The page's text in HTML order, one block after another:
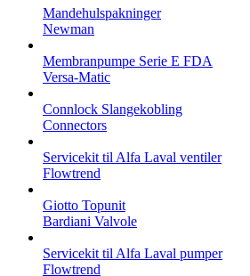
Mandehulspakninger
Newman
Membranpumpe Serie E FDA
Versa-Matic
Connlock Slangekobling
Connectors
Servicekit til Alfa Laval ventiler
Flowtrend
Giotto Topunit
Bardiani Valvole
Servicekit til Alfa Laval pumper
Flowtrend